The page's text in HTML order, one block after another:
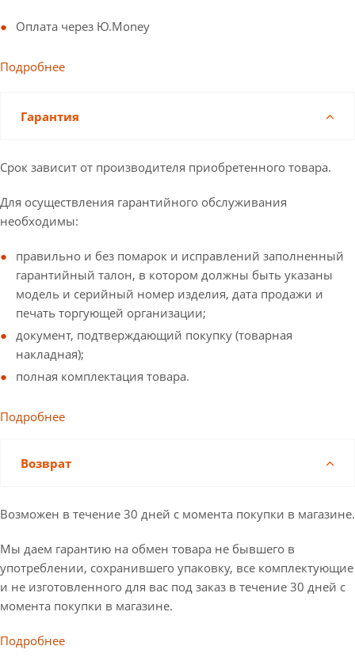
Оплата через Ю.Money
Подробнее
Гарантия
Срок зависит от производителя приобретенного товара.
Для осуществления гарантийного обслуживания
необходимы:
правильно и без помарок и исправлений заполненный
гарантийный талон, в котором должны быть указаны
модель и серийный номер изделия, дата продажи и
печать торгующей организации;
документ, подтверждающий покупку (товарная
накладная);
полная комплектация товара.
Подробнее
Возврат
Возможен в течение 30 дней с момента покупки в магазине.
Мы даем гарантию на обмен товара не бывшего в
употреблении, сохранившего упаковку, все комплектующие
и не изготовленного для вас под заказ в течение 30 дней с
момента покупки в магазине.
Подробнее